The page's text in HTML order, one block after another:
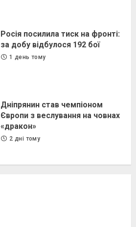
Росія посилила тиск на фронті:
за добу відбулося 192 бої
1 день тому
Дніпрянин став чемпіоном
Європи з веслування на човнах
«дракон»
2 дні тому